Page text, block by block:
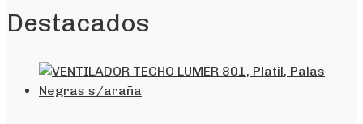
Destacados